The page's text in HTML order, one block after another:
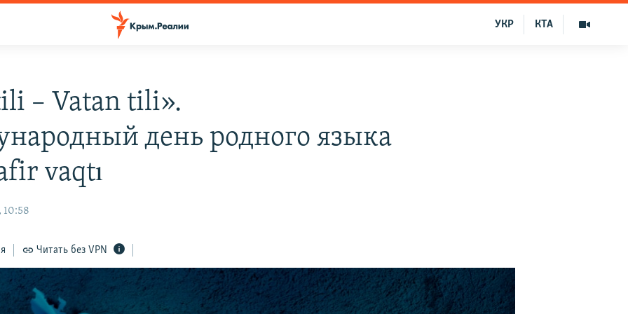
КТА
УКР
– Vatan tili».
день родного языка
vaqtı
10:58
Читать без VPN